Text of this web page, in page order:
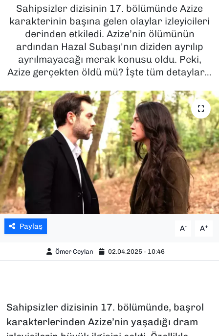
Sahipsizler dizisinin 17. bölümünde Azize
karakterinin başına gelen olaylar izleyicileri
derinden etkiledi. Azize’nin ölümünün
ardından Hazal Subaşı'nın diziden ayrılıp
ayrılmayacağı merak konusu oldu. Peki,
Azize gerçekten öldü mü? İşte tüm detaylar…
Paylaş A- A+
Ömer Ceylan 02.04.2025 - 10:46
Sahipsizler dizisinin 17. bölümünde, başrol
karakterlerinden Azize’nin yaşadığı dram
MAGAZİN
POLİTİKA
SAĞLIK
SPOR
TEKNOLOJİ
YAŞAM
YEREL YÖNETİMLER
Haber Arşivi